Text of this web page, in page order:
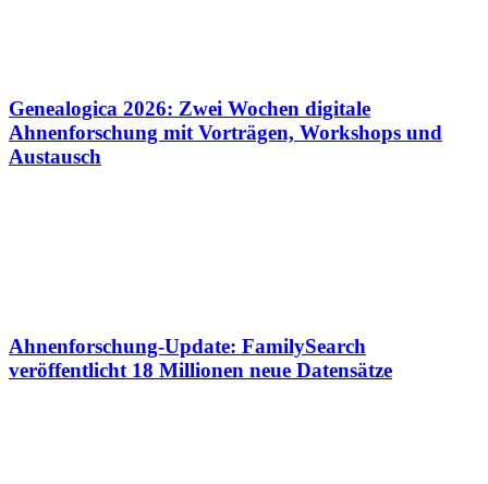
Genealogica 2026: Zwei Wochen digitale
Ahnenforschung mit Vorträgen, Workshops und
Austausch
Ahnenforschung-Update: FamilySearch
veröffentlicht 18 Millionen neue Datensätze